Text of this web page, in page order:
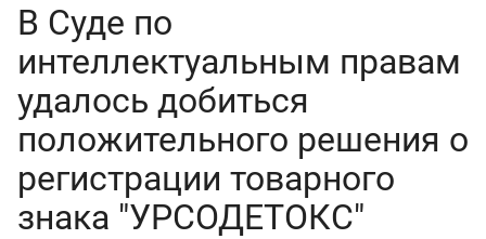
В Суде по
интеллектуальным правам
удалось добиться
положительного решения о
регистрации товарного
знака "УРСОДЕТОКС"